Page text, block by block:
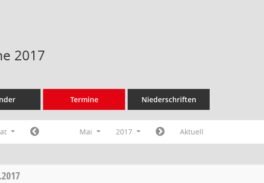
2017
Termine Niederschriften
Mai 2017 Aktuell